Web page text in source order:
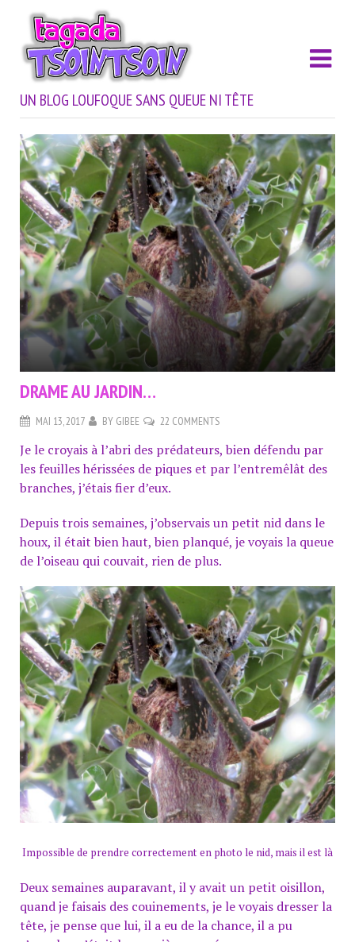
UN BLOG LOUFOQUE SANS QUEUE NI TÊTE
DRAME AU JARDIN…
MAI 13, 2017 BY GIBEE 22 COMMENTS
Je le croyais à l’abri des prédateurs, bien défendu par
les feuilles hérissées de piques et par l’entremêlât des
branches, j’étais fier d’eux.
Depuis trois semaines, j’observais un petit nid dans le
houx, il était bien haut, bien planqué, je voyais la queue
de l’oiseau qui couvait, rien de plus.
Impossible de prendre correctement en photo le nid, mais il est là
Deux semaines auparavant, il y avait un petit oisillon,
quand je faisais des couinements, je le voyais dresser la
tête, je pense que lui, il a eu de la chance, il a pu